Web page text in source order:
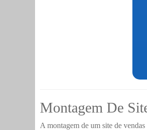
Montagem De
A montagem de um site de